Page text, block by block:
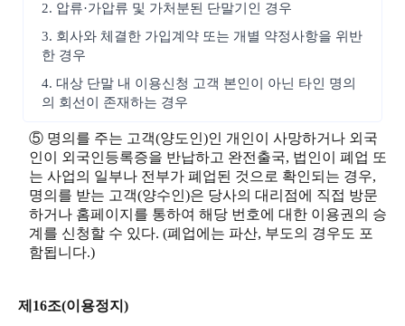
2. 압류·가압류 및 가처분된 단말기인 경우
3. 회사와 체결한 가입계약 또는 개별 약정사항을 위반
한 경우
4. 대상 단말 내 이용신청 고객 본인이 아닌 타인 명의
의 회선이 존재하는 경우
⑤ 명의를 주는 고객(양도인)인 개인이 사망하거나 외국
인이 외국인등록증을 반납하고 완전출국, 법인이 폐업 또
는 사업의 일부나 전부가 폐업된 것으로 확인되는 경우,
명의를 받는 고객(양수인)은 당사의 대리점에 직접 방문
하거나 홈페이지를 통하여 해당 번호에 대한 이용권의 승
계를 신청할 수 있다. (폐업에는 파산, 부도의 경우도 포
함됩니다.)
제16조(이용정지)